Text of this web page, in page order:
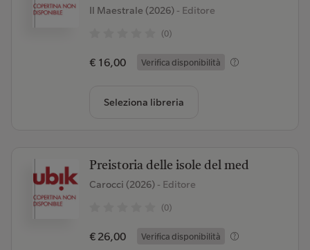
Il Maestrale (2026)- Editore
(0)
€ 16,00 Verifica disponibilità
Seleziona libreria
Preistoria delle isole del med
Carocci (2026)- Editore
(0)
€ 26,00 Verifica disponibilità